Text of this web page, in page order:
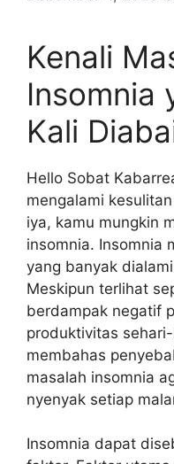
Kenali
Insomnia
Kali
Hello Sobat
mengalami
iya, kamu mungkin
insomnia. Insomnia
yang banyak
Meskipun terlihat
berdampak negatif
produktivitas
membahas
masalah insomnia
nyenyak setiap
Insomnia dapat